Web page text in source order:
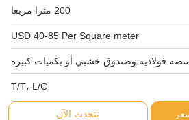
200 مترا مربعا
USD 40-85 Per Square meter
فولاذية وصندوق خشبي أو بكميات كبيرة
T/T، L/C
نتحدث الآن